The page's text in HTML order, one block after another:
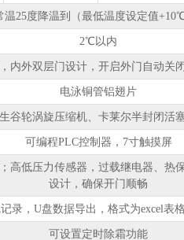
温25度降温到（最低温度设定值
2℃以内
内外双层门设计，开启外门自动关
电泳铜管铝翅片
谷轮涡旋压缩机、卡莱尔半封闭活
可编程PLC控制器，7寸触摸屏
高低压力传感器，过载继电器、热
设计，确保开门顺畅
录，U盘数据导出，格式为excel表
可设置定时除霜功能